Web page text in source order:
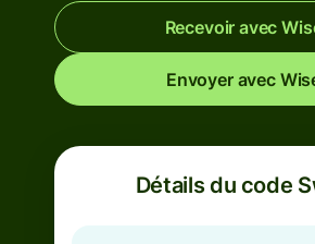
Recevoir avec
Envoyer avec
Détails du code